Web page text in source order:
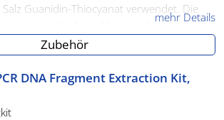
Guanidin-Thiocyanat verwendet. Die
eine Glasfaser-Matrix in Spin-
Auswaschen der Verunreinigungen
DNA einfach mit Wasser oder Puffer.
andere Reaktions-Bestandteile werden so
mehr Details
Zubehör
DNA Fragment Extraction Kit,